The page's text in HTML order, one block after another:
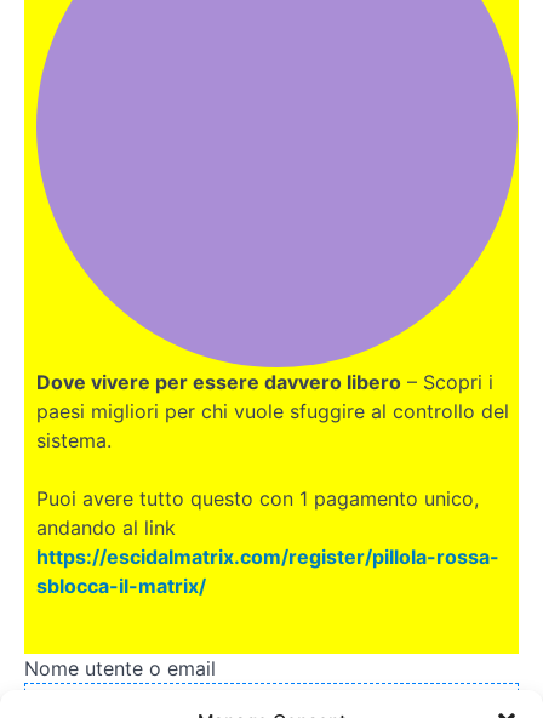
Dove vivere per essere davvero libero – Scopri i
paesi migliori per chi vuole sfuggire al controllo del
sistema.
Puoi avere tutto questo con 1 pagamento unico,
andando al link
https://escidalmatrix.com/register/pillola-rossa-
sblocca-il-matrix/
Nome utente o email